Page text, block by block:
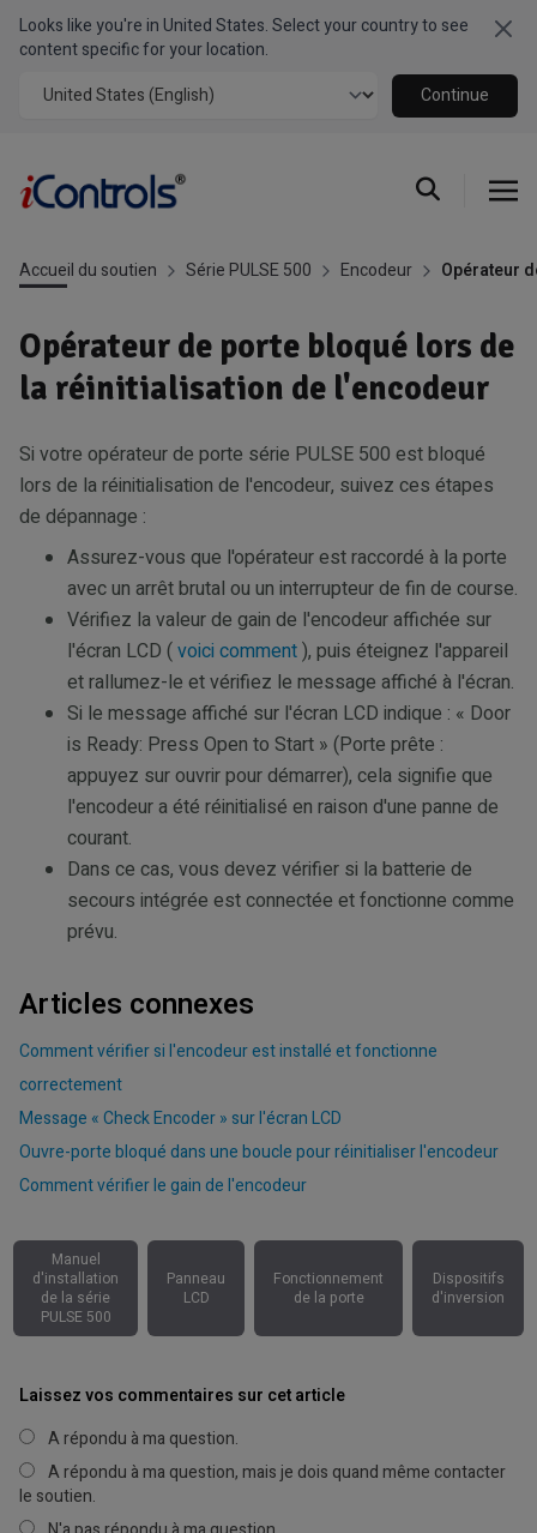
Looks like you're in United States. Select your country to see
content specific for your location.
Continue
Accueil du soutien Série PULSE 500 Encodeur Opérateur
Opérateur de porte bloqué lors de
la réinitialisation de l'encodeur
Si votre opérateur de porte série PULSE 500 est bloqué
lors de la réinitialisation de l'encodeur, suivez ces étapes
de dépannage :
Assurez-vous que l'opérateur est raccordé à la porte
avec un arrêt brutal ou un interrupteur de fin de course.
Vérifiez la valeur de gain de l'encodeur affichée sur
l'écran LCD (voici comment), puis éteignez l'appareil
et rallumez-le et vérifiez le message affiché à l'écran.
Si le message affiché sur l'écran LCD indique : « Door
is Ready: Press Open to Start » (Porte prête :
appuyez sur ouvrir pour démarrer), cela signifie que
l'encodeur a été réinitialisé en raison d'une panne de
courant.
Dans ce cas, vous devez vérifier si la batterie de
secours intégrée est connectée et fonctionne comme
prévu.
Articles connexes
Comment vérifier si l'encodeur est installé et fonctionne
correctement
Message « Check Encoder » sur l'écran LCD
Ouvre-porte bloqué dans une boucle pour réinitialiser l'encodeur
Comment vérifier le gain de l'encodeur
Manuel
d'installation
de la série
PULSE 500
Panneau
LCD
Fonctionnement
de la porte
Dispositifs
d'inversion
Laissez vos commentaires sur cet article
A répondu à ma question.
A répondu à ma question, mais je dois quand même contacter
le soutien.